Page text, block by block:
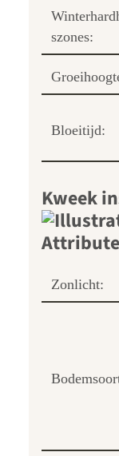
szones:
Bloeitijd:
Kweek
Zonlicht: